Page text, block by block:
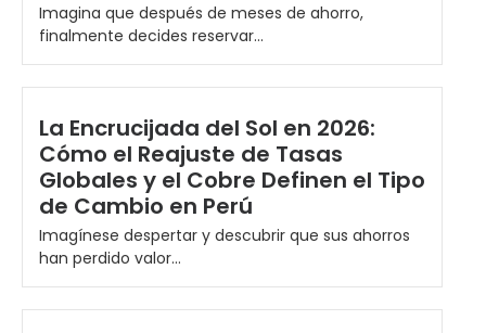
Imagina que después de meses de ahorro,
finalmente decides reservar...
La Encrucijada del Sol en 2026:
Cómo el Reajuste de Tasas
Globales y el Cobre Definen el Tipo
de Cambio en Perú
Imagínese despertar y descubrir que sus ahorros
han perdido valor...